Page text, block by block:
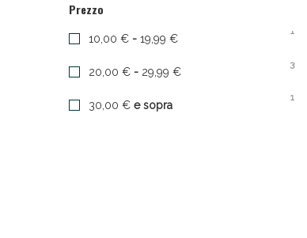
Prezzo
10,00 € - 19,99 €
1
20,00 € - 29,99 €
3
30,00 € e sopra
1